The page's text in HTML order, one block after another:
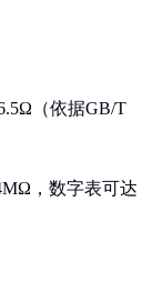
（依据GB/T
，数字表可达